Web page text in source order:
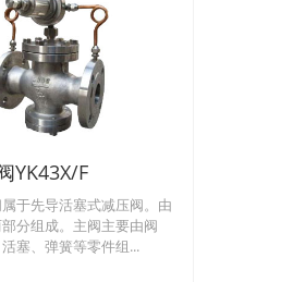
YK43X/F
于先导活塞式减压阀。由
分组成。主阀主要由阀
塞、弹簧等零件组...